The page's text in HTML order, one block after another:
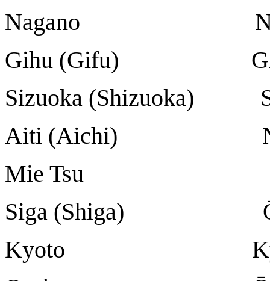
Nagano
Gihu (Gifu)
Sizuoka (Shizuoka)
Aiti (Aichi)
Mie Tsu
Siga (Shiga)
Kyoto